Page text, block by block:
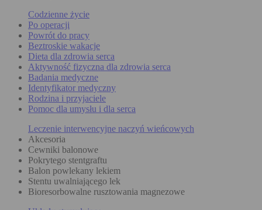
Codzienne życie
Po operacji
Powrót do pracy
Beztroskie wakacje
Dieta dla zdrowia serca
Aktywność fizyczna dla zdrowia serca
Badania medyczne
Identyfikator medyczny
Rodzina i przyjaciele
Pomoc dla umysłu i dla serca
Leczenie interwencyjne naczyń wieńcowych
Akcesoria
Cewniki balonowe
Pokrytego stentgraftu
Balon powlekany lekiem
Stentu uwalniającego lek
Bioresorbowalne rusztowania magnezowe